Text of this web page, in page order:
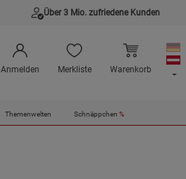
Über 3 Mio. zufriedene Kunden
Anmelden Merkliste Warenkorb
Themenwelten Schnäppchen %